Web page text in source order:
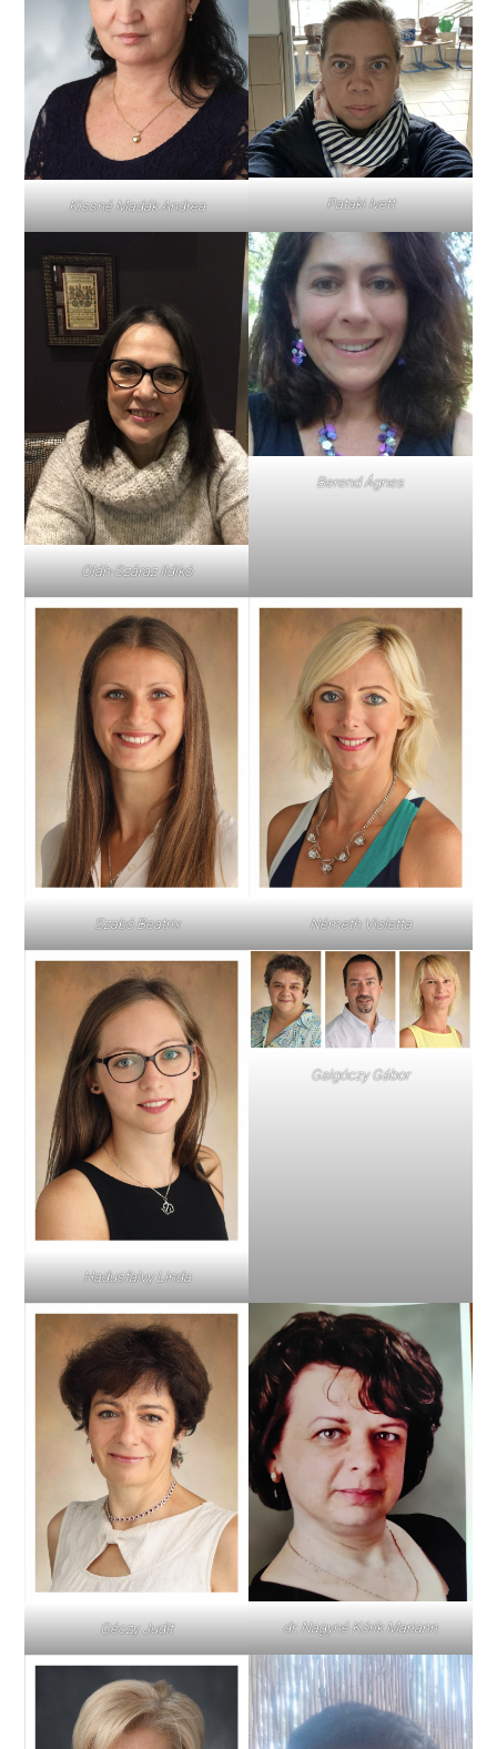
Kissné Madák Andrea Pataki Ivett
Oláh-Száraz Ildikó
Berend Ágnes
Szabó Beatrix Németh Violetta
Hadusfalvy Linda
Galgóczy Gábor
Géczy Judit dr. Nagyné Kórik Mariann